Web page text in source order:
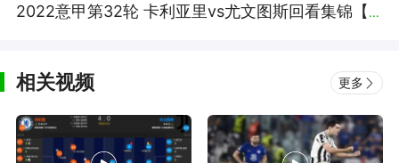
2022意甲第32轮 卡利亚里vs尤文图斯回看集锦【腾讯视频】
相关视频 更多